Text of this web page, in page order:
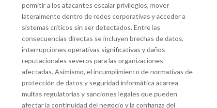
permitir a los atacantes escalar privilegios, mover
lateralmente dentro de redes corporativas y acceder a
sistemas críticos sin ser detectados. Entre las
consecuencias directas se incluyen brechas de datos,
interrupciones operativas significativas y daños
reputacionales severos para las organizaciones
afectadas. Asimismo, el incumplimiento de normativas de
protección de datos y seguridad informática acarrea
multas regulatorias y sanciones legales que pueden
afectar la continuidad del negocio y la confianza del